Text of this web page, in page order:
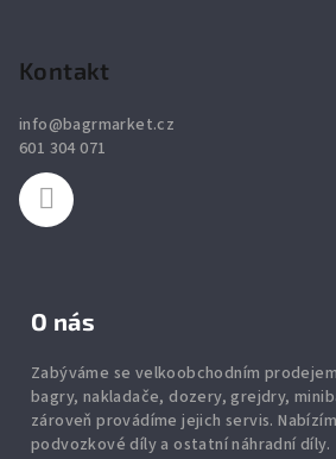
Kontakt
info@bagrmarket.cz
601 304 071
O nás
Zabýváme se velkoobchodním
bagry, nakladače, dozery, grejdry,
zároveň provádíme jejich servis.
podvozkové díly a ostatní náhradní díly.